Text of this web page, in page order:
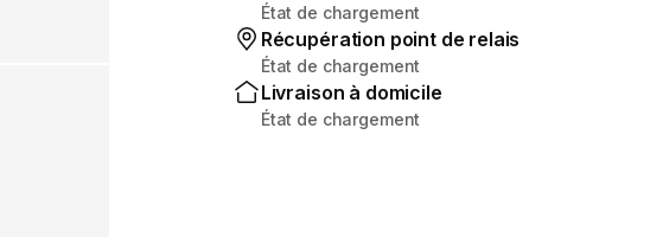
État de chargement
Récupération point de relais
État de chargement
Livraison à domicile
État de chargement